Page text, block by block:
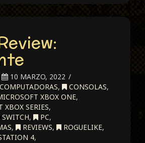
10 MARZO, 2022
COMPUTADORAS, CONSOLAS,
XBOX ONE,
XBOX SERIES,
, PC,
, REVIEWS, ROGUELIKE,
4,